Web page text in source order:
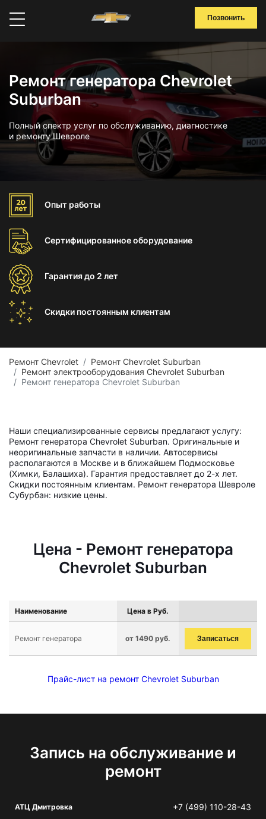
Позвонить
Ремонт генератора Chevrolet
Suburban
Полный спектр услуг по обслуживанию, диагностике
и ремонту Шевроле
Опыт работы
Сертифицированноеоборудование
Гарантиядо 2 лет
Скидки постоянным клиентам
Ремонт Chevrolet
Ремонт Chevrolet Suburban
Ремонт электрооборудования Chevrolet Suburban
Ремонт генератора Chevrolet Suburban
Наши специализированные сервисы предлагают услугу:
Ремонт генератора Chevrolet Suburban. Оригинальные и
неоригинальные запчасти в наличии. Автосервисы
располагаются в Москве и в ближайшем Подмосковье
(Химки, Балашиха). Гарантия предоставляет до 2-х лет.
Скидки постоянным клиентам. Ремонт генератора Шевроле
Субурбан: низкие цены.
Цена - Ремонт генератора
Chevrolet Suburban
Наименование Цена в Руб.
Ремонт генератора от 1490 руб. Записаться
Прайс-лист на ремонт Chevrolet Suburban
Запись на обслуживание и
ремонт
АТЦ Дмитровка +7 (499) 110-28-43